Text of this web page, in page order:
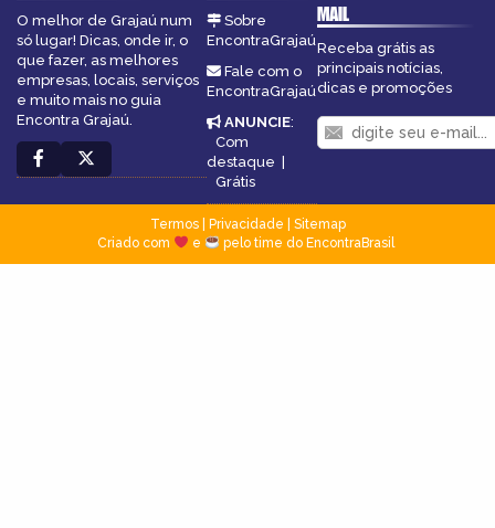
O melhor de Grajaú num
só lugar! Dicas, onde ir, o
que fazer, as melhores
empresas, locais, serviços
e muito mais no guia
Encontra Grajaú.
Sobre
EncontraGrajaú
Fale com o
EncontraGrajaú
ANUNCIE:
Com
destaque |
Grátis
MAIL
Receba grátis as
principais notícias,
dicas e promoções
Termos| Privacidade
Sitemap
Criado com
e pelo time do EncontraBrasil